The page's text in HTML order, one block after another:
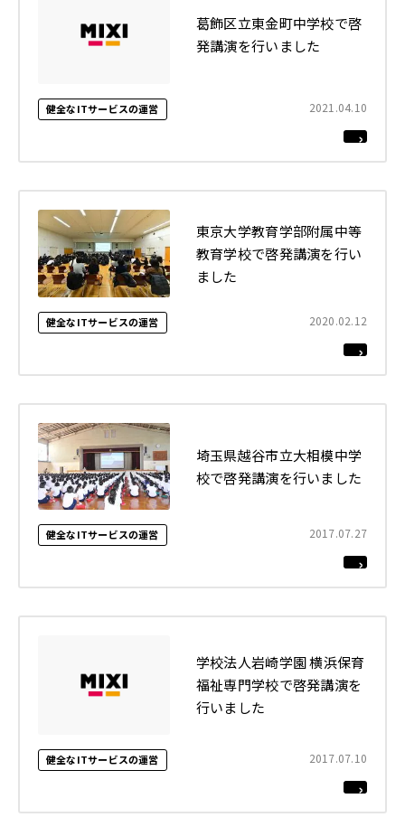
健全なITサービスの運営 2021.04.10
葛飾区立東金町中学校で啓
発講演を行いました
健全なITサービスの運営 2020.02.12
東京大学教育学部附属中等
教育学校で啓発講演を行い
ました
健全なITサービスの運営 2017.07.27
埼玉県越谷市立大相模中学
校で啓発講演を行いました
健全なITサービスの運営 2017.07.10
学校法人岩崎学園 横浜保育
福祉専門学校で啓発講演を
行いました